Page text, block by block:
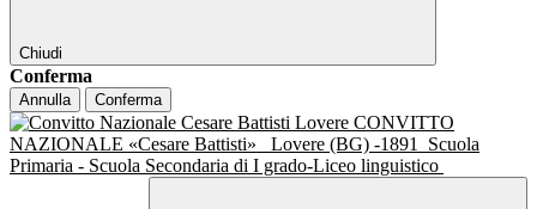
Chiudi
Conferma
Annulla Conferma
CONVITTO
NAZIONALE «Cesare Battisti»
Lovere (BG) -1891
Scuola
Primaria - Scuola Secondaria di I grado-Liceo linguistico